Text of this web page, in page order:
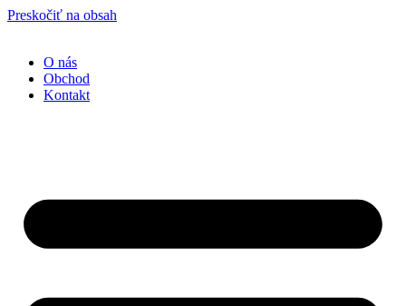
Preskočiť na obsah
O nás
Obchod
Kontakt